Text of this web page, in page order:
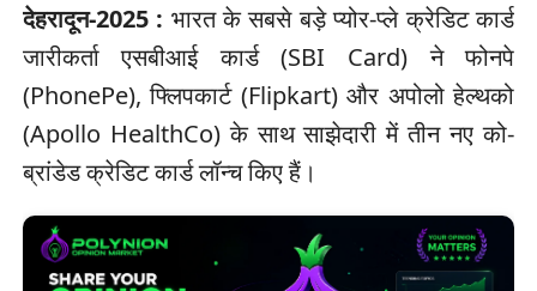
देहरादून-2025 : भारत के सबसे बड़े प्योर-प्ले क्रेडिट कार्ड
जारीकर्ता एसबीआई कार्ड (SBI Card) ने फोनपे
(PhonePe), फ्लिपकार्ट (Flipkart) और अपोलो हेल्थको
(Apollo HealthCo) के साथ साझेदारी में तीन नए को-
ब्रांडेड क्रेडिट कार्ड लॉन्च किए हैं।